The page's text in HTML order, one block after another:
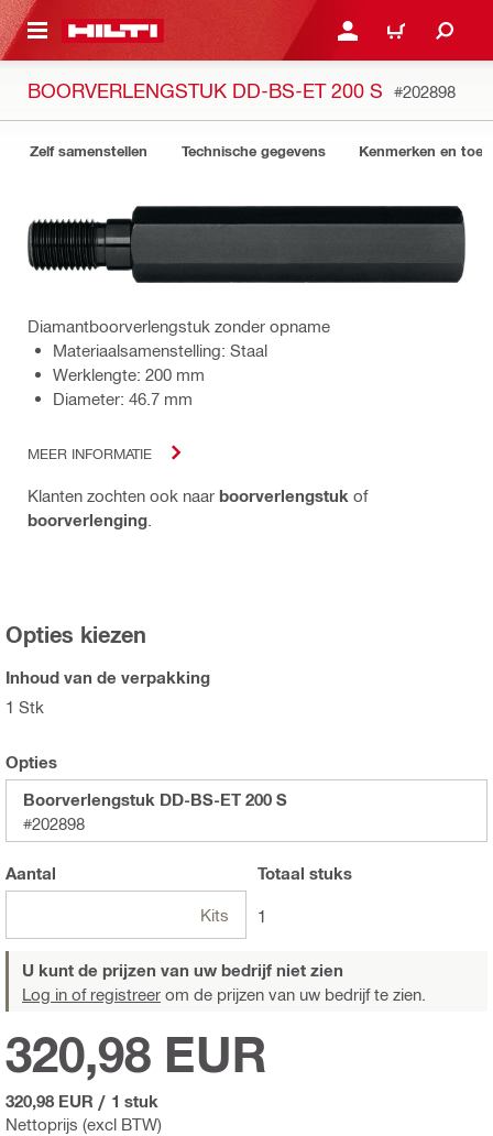
HOOFDINHOUD LOG IN OF REGISTREER
WINKELWAGEN
BOORVERLENGSTUK DD-BS-ET 200 S #202898
Zelf samenstellen Technische gegevens Kenmerken en
Diamantboorverlengstuk zonder opname
Materiaalsamenstelling: Staal
Werklengte: 200 mm
Diameter: 46.7 mm
MEER INFORMATIE
Klanten zochten ook naar boorverlengstuk of
boorverlenging
Opties kiezen
Inhoud van de verpakking
1 Stk
Opties
Boorverlengstuk DD-BS-ET 200 S
#202898
Aantal
Kits
Totaal stuks
1
U kunt de prijzen van uw bedrijf niet zien
Log in of registreer om de prijzen van uw bedrijf te zien.
Nettoprijs (excl BTW)
320,98 EUR
320,98 EUR / 1 stuk